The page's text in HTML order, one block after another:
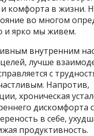
и комфорта в жизни.
во многом
и ярко мы живем.
внутренним
лучше
с
Напротив,
хроническая
дискомфорта
в себе,
продуктивность.